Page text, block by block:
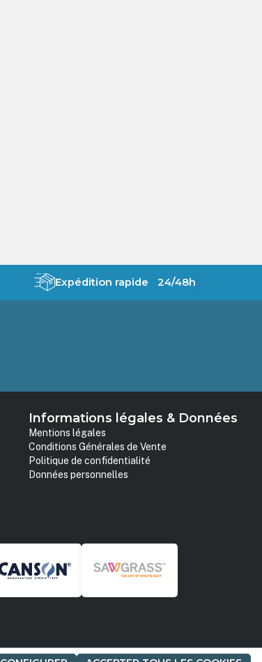
Expédition rapide 24/48h
Informations légales & Données
Mentions légales
Conditions Générales de Vente
Politique de confidentialité
Données personnelles